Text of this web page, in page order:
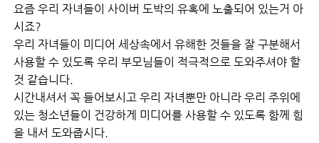
요즘 우리 자녀들이 사이버 도박의 유혹에 노출되어 있는거 아
시죠?
우리 자녀들이 미디어 세상속에서 유해한 것들을 잘 구분해서
사용할 수 있도록 우리 부모님들이 적극적으로 도와주셔야 할
것 같습니다.
시간내셔서 꼭 들어보시고 우리 자녀뿐만 아니라 우리 주위에
있는 청소년들이 건강하게 미디어를 사용할 수 있도록 함께 힘
을 내서 도와줍시다.